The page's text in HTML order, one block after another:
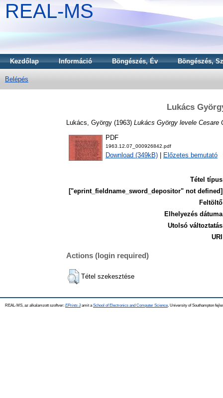
REAL-MS
Kezdőlap Információ Böngészés, Év Böngészés,
Belépés
Lukács
Lukács, György (1963) Lukács György levele Cesare
PDF
1963.12.07_000926842.pdf
Download (349kB) Előzetes bemutató
Tétel
["eprint_fieldname_sword_depositor" not
Elhelyezés
Utolsó
Actions (login required)
Tétel szekesztése
REAL-MS, az alkalamzott szoftver: EPrints 3amit a School of Electronics and Computer Science , University of Southampton